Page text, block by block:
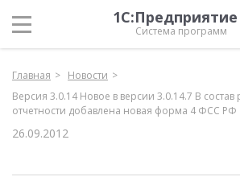
1С:Предприятие
Система программ
Главная
Новости
Версия 3.0.14 Новое в версии 3.0.14.7 В
отчетности добавлена новая форма 4 ФСС РФ
26.09.2012